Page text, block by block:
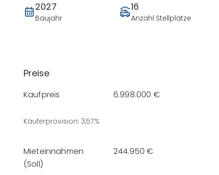
2027
Baujahr
16
Anzahl Stellplätze
Preise
Kaufpreis 6.998.000 €
Käuferprovision: 3,57%
Mieteinnahmen
(Soll)
244.950 €